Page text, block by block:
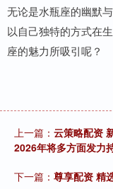
无论是水瓶座的幽默
以自己独特的方式在
座的魅力所吸引呢？
上一篇： 云策略配资
2026年将多方面发力
下一篇： 尊享配资 精